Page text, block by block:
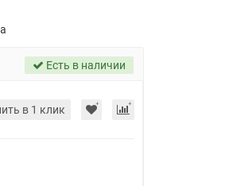
Есть в наличии
в 1 клик